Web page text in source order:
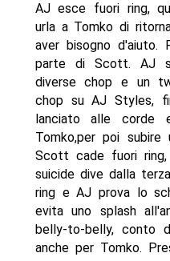
AJ esce fuori ring,
urla a Tomko di
aver bisogno
parte di Scott. AJ
diverse chop e un
chop su AJ Styles,
lanciato alle
Tomko,per poi
Scott cade fuori
suicide dive dalla
ring e AJ prova lo
evita uno splash
belly-to-belly, conto
anche per Tomko.